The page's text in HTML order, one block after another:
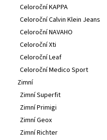
Celoroční KAPPA
Celoroční Calvin Klein Jeans
Celoroční NAVAHO
Celoroční Xti
Celoroční Leaf
Celoroční Medico Sport
Zimní
Zimní Superfit
Zimní Primigi
Zimní Geox
Zimní Richter